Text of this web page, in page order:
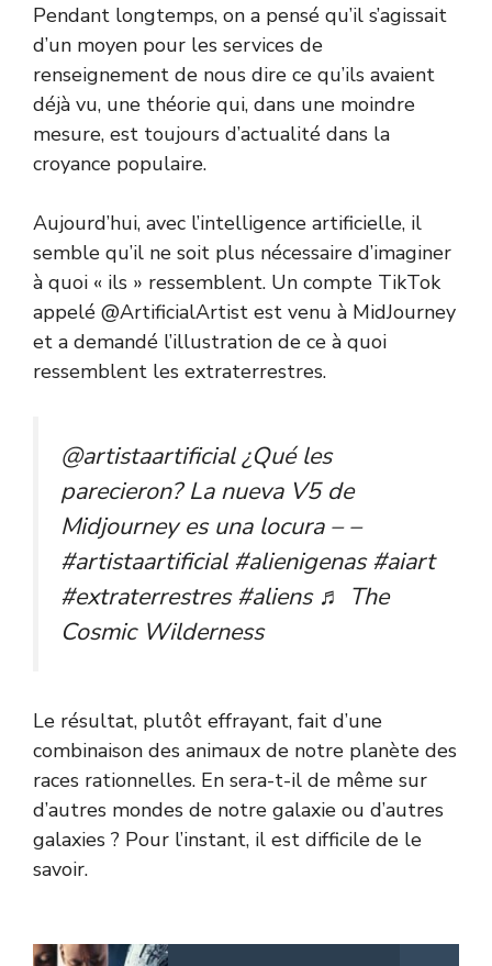
Pendant longtemps, on a pensé qu’il s’agissait
d’un moyen pour les services de
renseignement de nous dire ce qu’ils avaient
déjà vu, une théorie qui, dans une moindre
mesure, est toujours d’actualité dans la
croyance populaire.
Aujourd’hui, avec l’intelligence artificielle, il
semble qu’il ne soit plus nécessaire d’imaginer
à quoi « ils » ressemblent. Un compte TikTok
appelé @ArtificialArtist est venu à MidJourney
et a demandé l’illustration de ce à quoi
ressemblent les extraterrestres.
@artistaartificial¿Qué les
parecieron? La nueva V5 de
Midjourney es una locura – –
#artistaartificial #alienigenas #aiart
#extraterrestres #aliens ♬ The
Cosmic Wilderness
Le résultat, plutôt effrayant, fait d’une
combinaison des animaux de notre planète des
races rationnelles. En sera-t-il de même sur
d’autres mondes de notre galaxie ou d’autres
galaxies ? Pour l’instant, il est difficile de le
savoir.